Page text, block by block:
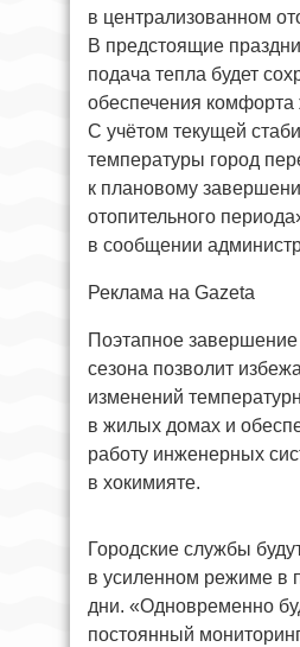
в централизованном
В предстоящие
подача тепла будет
обеспечения комфорта
С учётом текущей
температуры город
к плановому
отопительного
в сообщении
Реклама на Gazeta
Поэтапное завершение
сезона позволит
изменений
в жилых домах и
работу инженерных
в хокимияте.
Городские службы
в усиленном режиме в
дни. «Одновременно
постоянный